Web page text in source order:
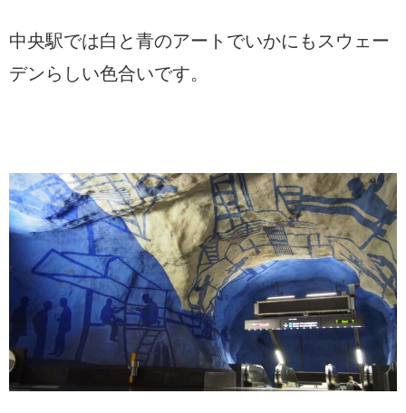
中央駅では白と青のアートでいかにもスウェー
デンらしい色合いです。